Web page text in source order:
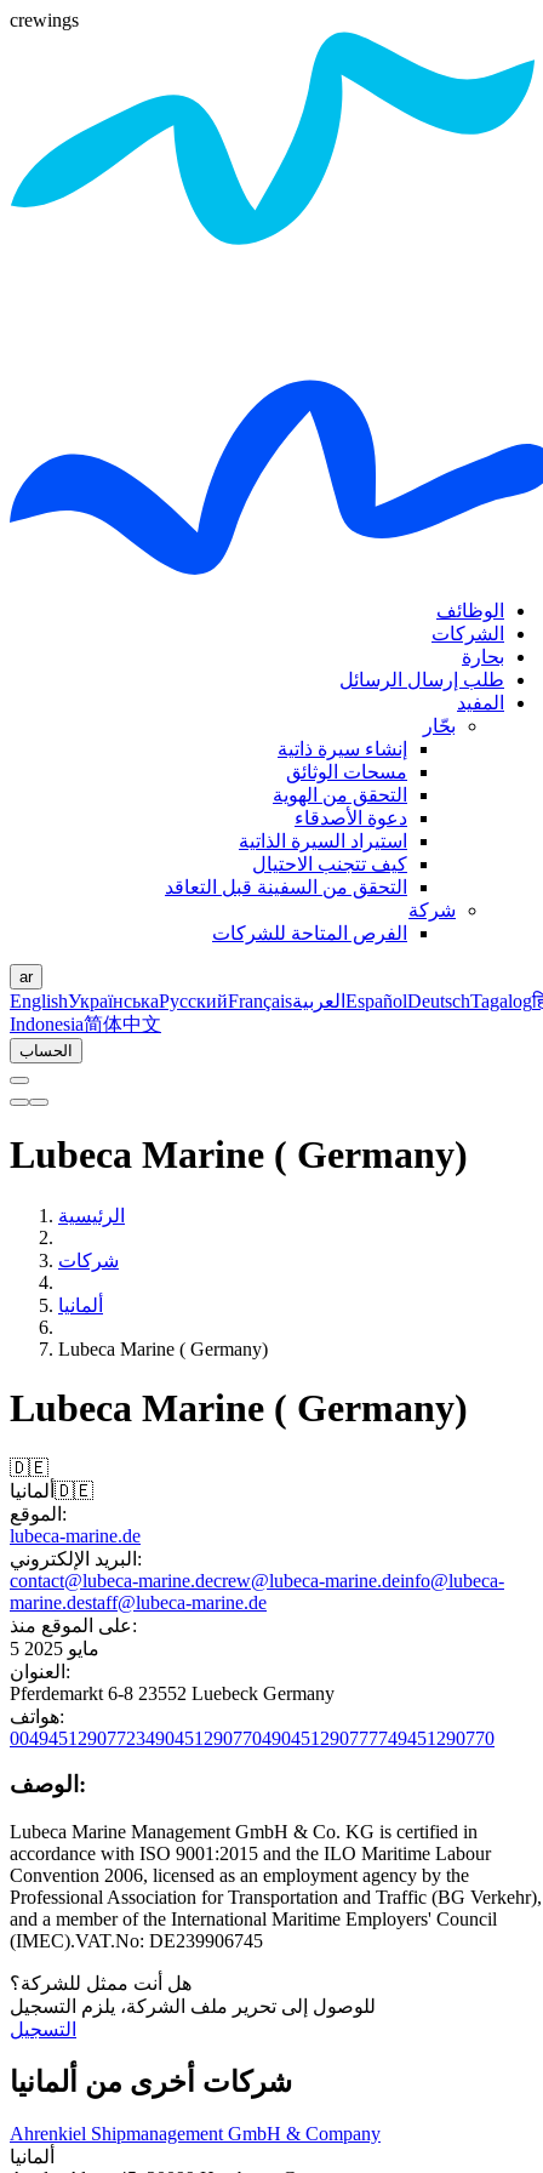
crewings
الوظائف
الشركات
بحارة
طلب إرسال الرسائل
المفيد
بحّار
إنشاء سيرة ذاتية
مسحات الوثائق
التحقق من الهوية
دعوة الأصدقاء
استيراد السيرة الذاتية
كيف تتجنب الاحتيال
التحقق من السفينة قبل التعاقد
شركة
الفرص المتاحة للشركات
ar
EnglishУкраїнськаРусскийFrançaisالعربية EspañolDeutschTagalog
Indonesia简体中文
الحساب
Lubeca Marine ( Germany)
الرئيسية
شركات
ألمانيا
Lubeca Marine ( Germany)
Lubeca Marine ( Germany)
🇩🇪
ألمانيا 🇩🇪
الموقع:
lubeca-marine.de
البريد الإلكتروني:
contact@lubeca-marine.decrew@lubeca-marine.deinfo@lubeca-
marine.destaff@lubeca-marine.de
على الموقع منذ:
5 مايو 2025
العنوان:
Pferdemarkt 6-8 23552 Luebeck Germany
هواتف:
00494512907723490451290770490451290777749451290770
الوصف:
Lubeca Marine Management GmbH & Co. KG is certified in
accordance with ISO 9001:2015 and the ILO Maritime Labour
Convention 2006, licensed as an employment agency by the
Professional Association for Transportation and Traffic (BG Verkehr),
and a member of the International Maritime Employers' Council
(IMEC).VAT.No: DE239906745
هل أنت ممثل للشركة؟
للوصول إلى تحرير ملف الشركة، يلزم التسجيل
التسجيل
شركات أخرى من ألمانيا
Ahrenkiel Shipmanagement GmbH & Company
ألمانيا